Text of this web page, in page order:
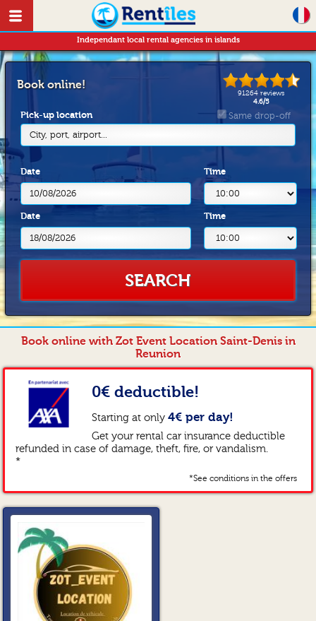
Independant local rental agencies in islands
91264 reviews
4.6/5
Book online!
Pick-up location
City, port, airport...
Same drop-off
Date Time
Date Time
SEARCH
Book online with Zot Event Location Saint-Denis in
Reunion
0€ deductible!
Starting at only 4€ per day!
Get your rental car insurance deductible
refunded in case of damage, theft, fire, or vandalism.
*
*See conditions in the offers